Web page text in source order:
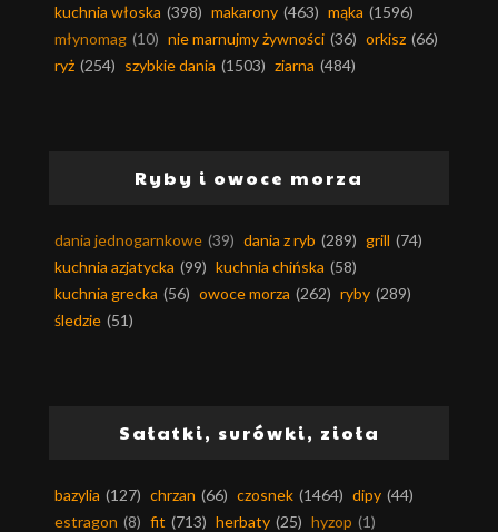
kuchnia włoska (398) makarony (463) mąka (1596)
młynomag (10) nie marnujmy żywności (36) orkisz (66)
ryż (254) szybkie dania (1503) ziarna (484)
Ryby i owoce morza
dania jednogarnkowe (39) dania z ryb (289) grill (74)
kuchnia azjatycka (99) kuchnia chińska (58)
kuchnia grecka (56) owoce morza (262) ryby (289)
śledzie (51)
Sałatki, surówki, zioła
bazylia (127) chrzan (66) czosnek (1464) dipy (44)
estragon (8) fit (713) herbaty (25) hyzop (1)